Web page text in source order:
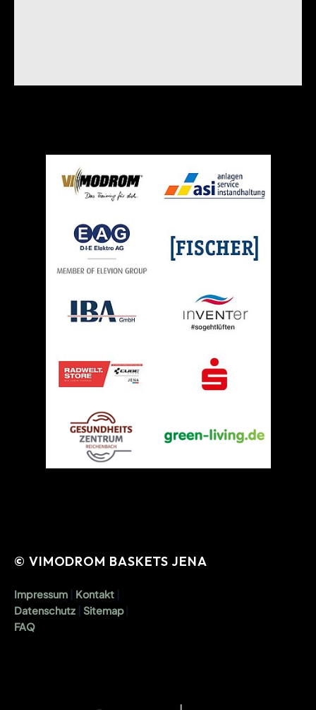
© VIMODROM BASKETS JENA
Impressum Kontakt
Datenschutz
Sitemap |
FAQ